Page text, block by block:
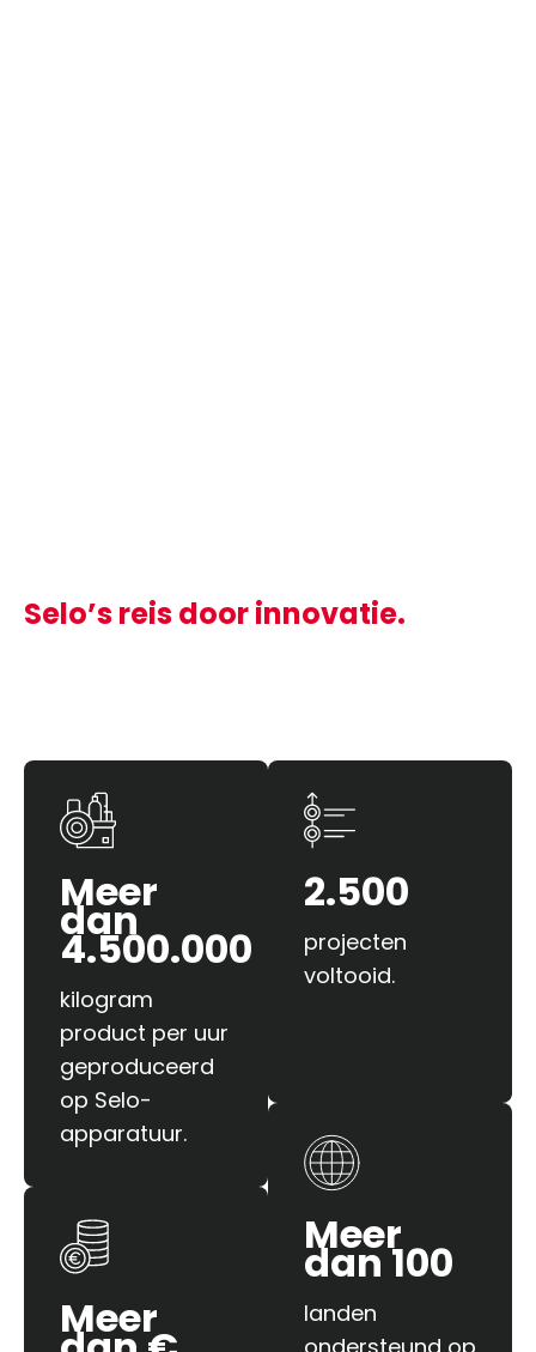
Selo’s reis door innovatie.
Meer
dan
4.500.000
kilogram
product per uur
geproduceerd
op Selo-
apparatuur.
Meer
2.500
projecten
voltooid.
Meer
dan 100
landen